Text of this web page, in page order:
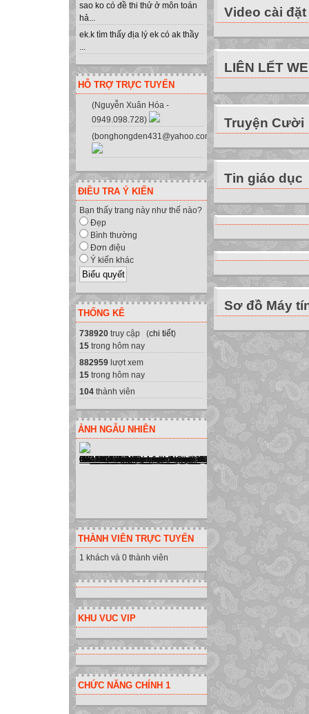
sao ko có đề thi thử ở môn toán
hả...
ek.k tìm thấy địa lý ek có ak thầy
...
HỖ TRỢ TRỰC TUYẾN
(Nguyễn Xuân Hóa -
0949.098.728)
(bonghongden431@yahoo.com.vn)
ĐIỀU TRA Ý KIẾN
Bạn thấy trang này như thế nào?
Đẹp
Bình thường
Đơn điệu
Ý kiến khác
THỐNG KÊ
738920 truy cập (chi tiết)
15 trong hôm nay
882959 lượt xem
15 trong hôm nay
104 thành viên
ẢNH NGẪU NHIÊN
THÀNH VIÊN TRỰC TUYẾN
1 khách và 0 thành viên
KHU VUC VIP
CHỨC NĂNG CHÍNH 1
phím có phải là
Thực hiện:
Khởi động
Thực hiện:
Lưu chương
Chỉnh sửa câu
Dịch và chạy
MEMORIZE
Cấu trúc lặp
While <điều
1. Xem trước §9
Bài học đã
KẾT THÚC
Thân ái chào
Video cài đặt
LIÊN LẾT
Truyện Cười
Tin giáo dục
Sơ đồ Máy